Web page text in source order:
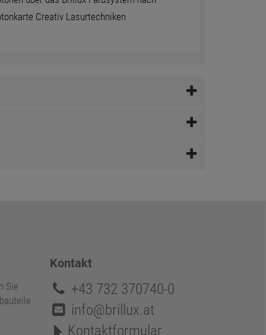
Creativ Lasurtechniken
Sie
Kontakt
+43 732 370740-0
info@brillux.at
Kontaktformular